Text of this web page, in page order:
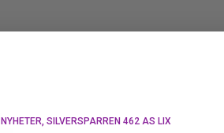
NYHETER SILVERSPARREN 462 AS LIX